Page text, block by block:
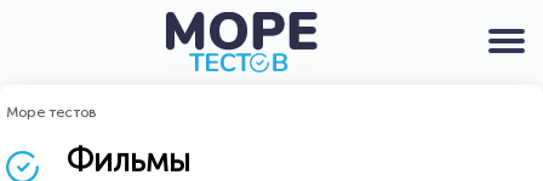
Море тестов
Фильмы